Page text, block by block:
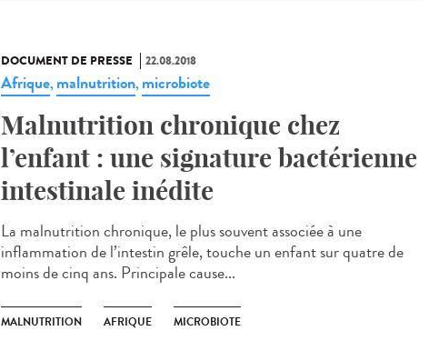
DOCUMENT DE PRESSE 22.08.2018
Afrique, malnutrition, microbiote
Malnutrition chronique chez
l’enfant : une signature bactérienne
intestinale inédite
La malnutrition chronique, le plus souvent associée à une
inflammation de l’intestin grêle, touche un enfant sur quatre de
moins de cinq ans. Principale cause...
MALNUTRITION AFRIQUE MICROBIOTE